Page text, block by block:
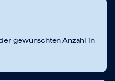
gewünschten Anzahl in